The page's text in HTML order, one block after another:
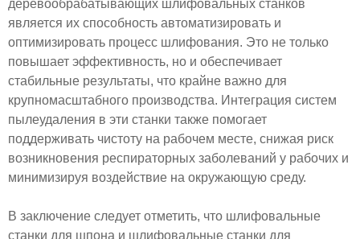
деревообрабатывающих шлифовальных станков
является их способность автоматизировать и
оптимизировать процесс шлифования. Это не только
повышает эффективность, но и обеспечивает
стабильные результаты, что крайне важно для
крупномасштабного производства. Интеграция систем
пылеудаления в эти станки также помогает
поддерживать чистоту на рабочем месте, снижая риск
возникновения респираторных заболеваний у рабочих и
минимизируя воздействие на окружающую среду.
В заключение следует отметить, что шлифовальные
станки для шпона и шлифовальные станки для